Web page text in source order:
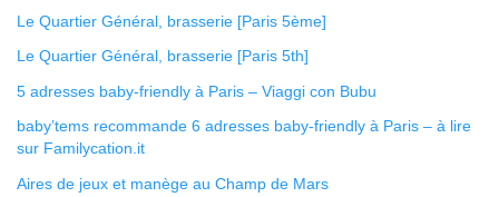
Le Quartier Général, brasserie [Paris 5ème]
Le Quartier Général, brasserie [Paris 5th]
5 adresses baby-friendly à Paris – Viaggi con Bubu
baby’tems recommande 6 adresses baby-friendly à Paris – à lire
sur Familycation.it
Aires de jeux et manège au Champ de Mars